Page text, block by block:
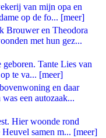
van mijn opa en
op de fo... [meer]
Brouwer en Theodora
met hun gez...
Tante Lies van
te va... [meer]
en daar
een autozaak...
Hier woonde rond
samen m... [meer]